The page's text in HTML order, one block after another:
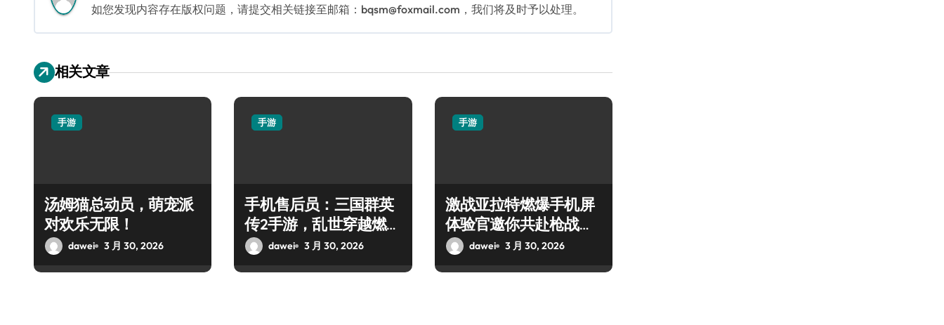
如您发现内容存在版权问题，请提交相关链接至邮箱：bqsm@foxmail.com，我们将及时予以处理。
相关文章
手游
汤姆猫总动员，萌宠派
对欢乐无限！
dawei 3 月 30, 2026
手游
手机售后员：三国群英
传2手游，乱世穿越燃战
魂
dawei 3 月 30, 2026
手游
激战亚拉特燃爆手机屏
体验官邀你共赴枪战盛
宴
dawei 3 月 30, 2026